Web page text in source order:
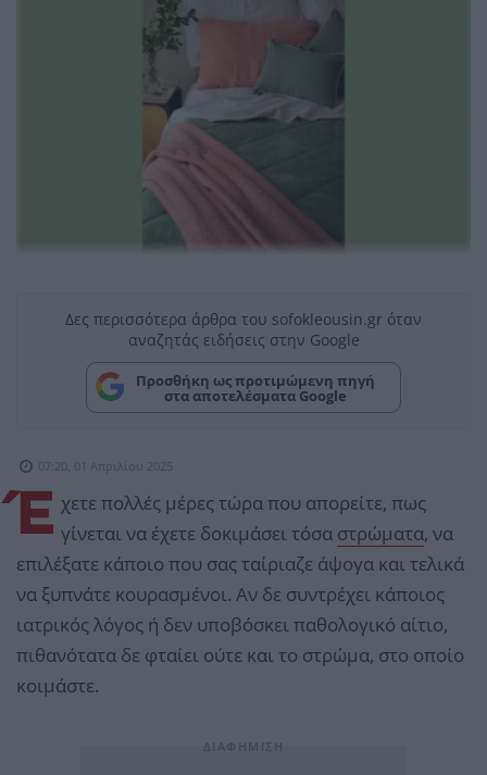
Δες περισσότερα άρθρα του sofokleousin.gr όταν
αναζητάς ειδήσεις στην Google
Προσθήκη ως προτιμώμενη πηγή
στα αποτελέσματα Google
07:20, 01 Απριλίου 2025
Έ χετε πολλές μέρες τώρα που απορείτε, πως
γίνεται να έχετε δοκιμάσει τόσα στρώματα, να
επιλέξατε κάποιο που σας ταίριαζε άψογα και τελικά
να ξυπνάτε κουρασμένοι. Αν δε συντρέχει κάποιος
ιατρικός λόγος ή δεν υποβόσκει παθολογικό αίτιο,
πιθανότατα δε φταίει ούτε και το στρώμα, στο οποίο
κοιμάστε.